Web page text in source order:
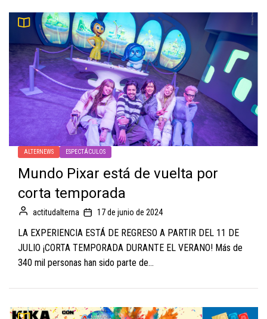
ALTERNEWS ESPECTÁCULOS
Mundo Pixar está de vuelta por
corta temporada
actitudalterna 17 de junio de 2024
LA EXPERIENCIA ESTÁ DE REGRESO A PARTIR DEL 11 DE
JULIO ¡CORTA TEMPORADA DURANTE EL VERANO! Más de
340 mil personas han sido parte de...